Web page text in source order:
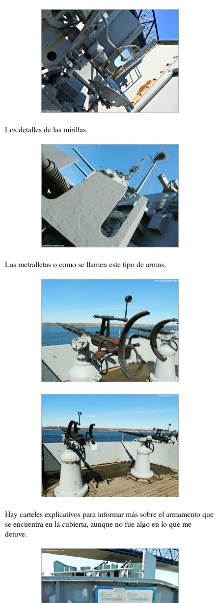
Los detalles de las mirillas.
Las metralletas o como se llamen este tipo de armas.
Hay carteles explicativos para informar más sobre el armamento que
se encuentra en la cubierta, aunque no fue algo en lo que me
detuve.